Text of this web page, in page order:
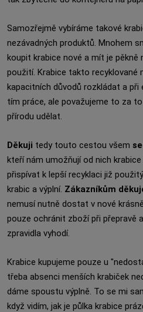
Samozřejmě vybíráme takové
nezávadných produktů. Mnohem
koupit krabice nové a mít je pěkně
použití. Krabice takto recyklované
kapacitních důvodů rozkládat a při
tím práce, ale považujeme to za
přírodu udělat.
Děkuji tedy touto cestou všem
kteří nám umožňují od nich
přispívat k lepší recyklaci již
krabic a výplní. Zákazníkům
nemusí nutně dostat v nové
pouze ochránit zboží při přepravě
zpravidla vyhodí.
Krabice kupujeme pouze u
třeba absenci menších krabiček
dáme spoustu výplně. To se mi
když vidím, jak je půlka krabice